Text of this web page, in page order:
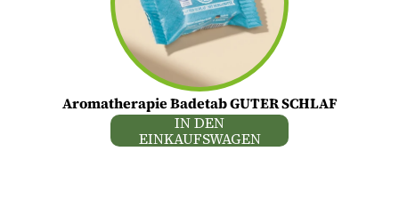
Aromatherapie Badetab GUTER SCHLAF
IN DEN
EINKAUFSWAGEN